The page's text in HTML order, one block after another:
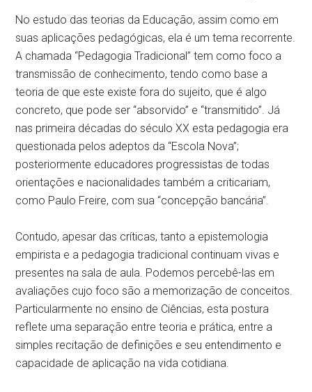
No estudo das teorias da Educação, assim como em
suas aplicações pedagógicas, ela é um tema recorrente.
A chamada “Pedagogia Tradicional” tem como foco a
transmissão de conhecimento, tendo como base a
teoria de que este existe fora do sujeito, que é algo
concreto, que pode ser “absorvido” e “transmitido”. Já
nas primeira décadas do século XX esta pedagogia era
questionada pelos adeptos da “Escola Nova”;
posteriormente educadores progressistas de todas
orientações e nacionalidades também a criticariam,
como Paulo Freire, com sua “concepção bancária”.
Contudo, apesar das críticas, tanto a epistemologia
empirista e a pedagogia tradicional continuam vivas e
presentes na sala de aula. Podemos percebê-las em
avaliações cujo foco são a memorização de conceitos.
Particularmente no ensino de Ciências, esta postura
reflete uma separação entre teoria e prática, entre a
simples recitação de definições e seu entendimento e
capacidade de aplicação na vida cotidiana.